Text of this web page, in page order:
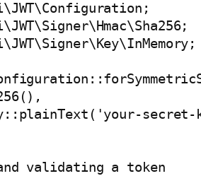
secret-
validating a token